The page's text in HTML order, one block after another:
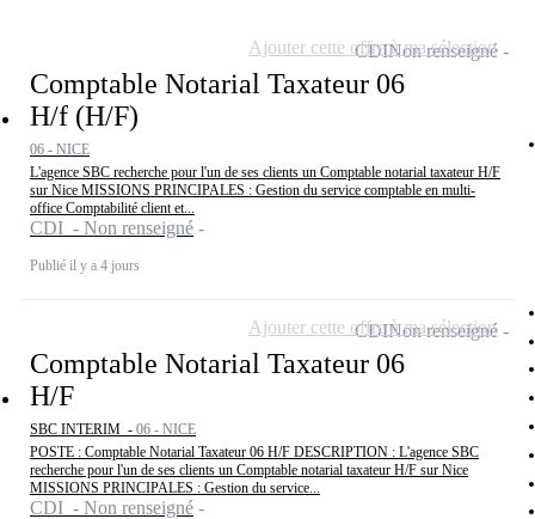
Comptable Notarial Taxateur 06
H/f (H/F)
06 - NICE
L'agence SBC recherche pour l'un de ses clients un Comptable notarial taxateur H/F
sur Nice MISSIONS PRINCIPALES : Gestion du service comptable en multi-
office Comptabilité client et...
CDI - Non renseigné
Publié il y a 4 jours
CDINon renseigné
Ajouter cette offre à ma sélection
Comptable Notarial Taxateur 06
H/F
SBC INTERIM - 06 - NICE
POSTE : Comptable Notarial Taxateur 06 H/F DESCRIPTION : L'agence SBC
recherche pour l'un de ses clients un Comptable notarial taxateur H/F sur Nice
MISSIONS PRINCIPALES : Gestion du service...
CDI - Non renseigné
CDINon renseigné
Ajouter cette offre à ma sélection